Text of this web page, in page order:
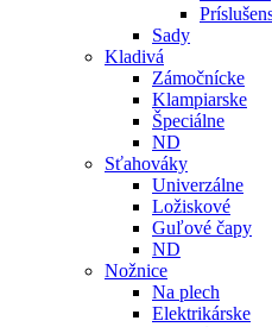
Sady
Kladivá
Zámočnícke
Klampiarske
Špeciálne
ND
Sťahováky
Univerzálne
Ložiskové
Guľové čapy
ND
Nožnice
Na plech
Elektrikárske